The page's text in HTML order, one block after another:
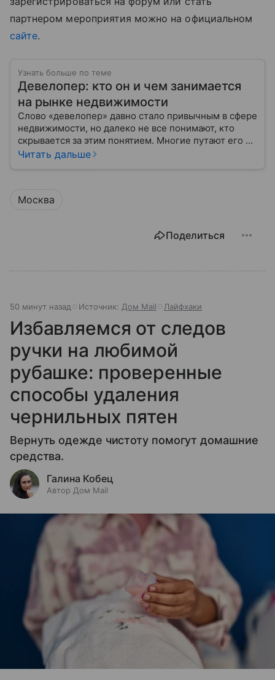
партнером мероприятия можно на официальном
сайте.
Узнать больше по теме
Девелопер: кто он и чем занимается
на рынке недвижимости
Слово «девелопер» давно стало привычным в сфере
недвижимости, но далеко не все понимают, кто
скрывается за этим понятием. Многие путают его с
застройщиком, думая, что это одно и то же. На
Читать дальше
Москва
Поделиться
50 минут назад Источник: Дом Mail Лайфхаки
Избавляемся от следов
ручки на любимой
рубашке: проверенные
способы удаления
чернильных пятен
Вернуть одежде чистоту помогут домашние
средства.
Галина Кобец
Автор Дом Mail